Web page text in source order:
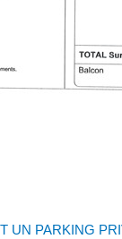
UN PARKING